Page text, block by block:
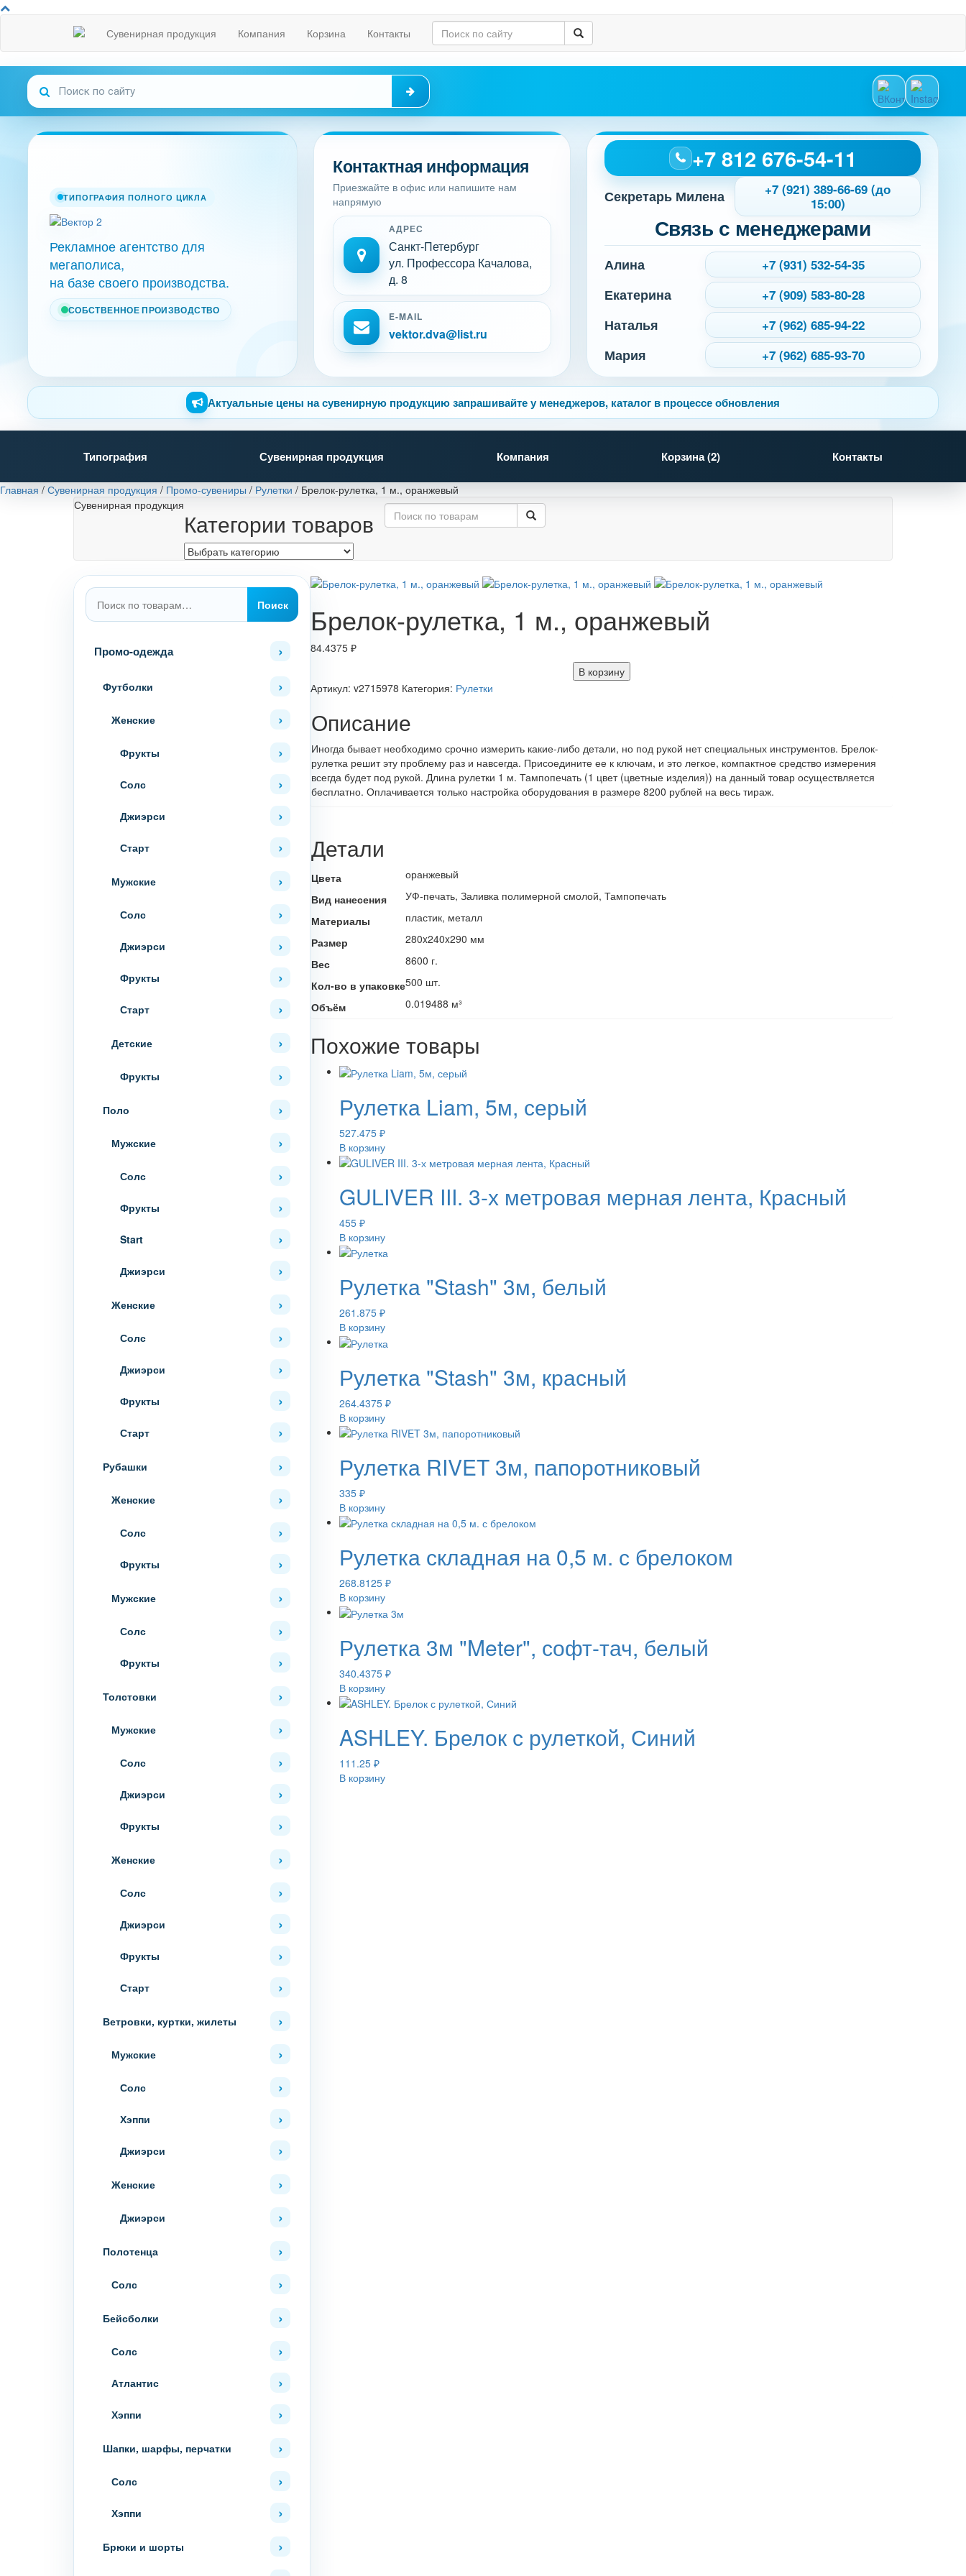
Сувенирная продукция Компания Корзина Контакты
ТИПОГРАФИЯ ПОЛНОГО ЦИКЛА
Рекламное агентство для
мегаполиса,
на базе своего производства.
СОБСТВЕННОЕ ПРОИЗВОДСТВО
Контактная информация
Приезжайте в офис или напишите нам
напрямую
АДРЕС
Санкт-Петербург
ул. Профессора Качалова,
д. 8
E-MAIL
vektor.dva@list.ru
+7 812 676-54-11
Секретарь Милена
+7 (921) 389-66-69 (до
15:00)
Связь с менеджерами
Алина +7 (931) 532-54-35
Екатерина +7 (909) 583-80-28
Наталья +7 (962) 685-94-22
Мария +7 (962) 685-93-70
Актуальные цены на сувенирную продукцию запрашивайте у менеджеров, каталог в процессе обновления
Типография Сувенирная продукция Компания Корзина (2) Контакты
Главная / Сувенирная продукция / Промо-сувениры / Рулетки / Брелок-рулетка, 1 м., оранжевый
Сувенирная продукция
Категории товаров
Искать:
Поиск
Промо-одежда
Футболки
Женские
Фрукты
Солс
Джиэрси
Старт
Мужские
Солс
Джиэрси
Фрукты
Старт
Детские
Фрукты
Поло
Мужские
Солс
Фрукты
Start
Джиэрси
Женские
Солс
Джиэрси
Фрукты
Старт
Рубашки
Женские
Солс
Фрукты
Мужские
Солс
Фрукты
Толстовки
Мужские
Солс
Джиэрси
Фрукты
Женские
Солс
Джиэрси
Фрукты
Старт
Ветровки, куртки, жилеты
Мужские
Солс
Хэппи
Джиэрси
Женские
Джиэрси
Полотенца
Солс
Бейсболки
Солс
Атлантис
Хэппи
Шапки, шарфы, перчатки
Солс
Хэппи
Брюки и шорты
Брелок-рулетка, 1 м., оранжевый
84.4375 ₽
В корзину
Артикул: v2715978 Категория: Рулетки
Описание
Иногда бывает необходимо срочно измерить какие-либо детали, но под рукой нет специальных инструментов. Брелок-
рулетка решит эту проблему раз и навсегда. Присоедините ее к ключам, и это легкое, компактное средство измерения
всегда будет под рукой. Длина рулетки 1 м. Тампопечать (1 цвет (цветные изделия)) на данный товар осуществляется
бесплатно. Оплачивается только настройка оборудования в размере 8200 рублей на весь тираж.
Детали
Цвета
оранжевый
Вид нанесения
УФ-печать, Заливка полимерной смолой, Тампопечать
Материалы
пластик, металл
Размер
280x240x290 мм
Вес
8600 г.
Кол-во в упаковке500 шт.
Объём
0.019488 м³
Похожие товары
Рулетка Liam, 5м, серый
527.475 ₽
В корзину
GULIVER III. 3-х метровая мерная лента, Красный
455 ₽
В корзину
Рулетка "Stash" 3м, белый
261.875 ₽
В корзину
Рулетка "Stash" 3м, красный
264.4375 ₽
В корзину
Рулетка RIVET 3м, папоротниковый
335 ₽
В корзину
Рулетка складная на 0,5 м. с брелоком
268.8125 ₽
В корзину
Рулетка 3м "Meter", софт-тач, белый
340.4375 ₽
В корзину
ASHLEY. Брелок с рулеткой, Синий
111.25 ₽
В корзину